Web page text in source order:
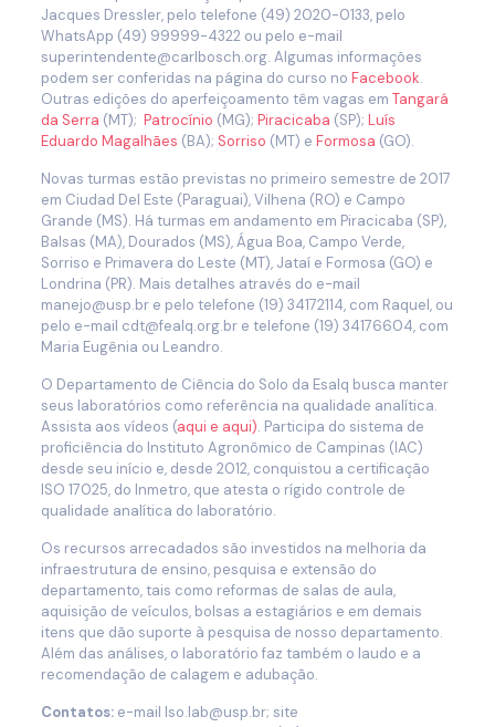
Jacques Dressler, pelo telefone (49) 2020-0133, pelo
WhatsApp (49) 99999-4322 ou pelo e-mail
superintendente@carlbosch.org. Algumas informações
podem ser conferidas na página do curso no Facebook.
Outras edições do aperfeiçoamento têm vagas em Tangará
da Serra (MT); Patrocínio (MG); Piracicaba (SP); Luís
Eduardo Magalhães (BA); Sorriso (MT) e Formosa (GO).
Novas turmas estão previstas no primeiro semestre de 2017
em Ciudad Del Este (Paraguai), Vilhena (RO) e Campo
Grande (MS). Há turmas em andamento em Piracicaba (SP),
Balsas (MA), Dourados (MS), Água Boa, Campo Verde,
Sorriso e Primavera do Leste (MT), Jataí e Formosa (GO) e
Londrina (PR). Mais detalhes através do e-mail
manejo@usp.br e pelo telefone (19) 34172114, com Raquel, ou
pelo e-mail cdt@fealq.org.br e telefone (19) 34176604, com
Maria Eugênia ou Leandro.
O Departamento de Ciência do Solo da Esalq busca manter
seus laboratórios como referência na qualidade analítica.
Assista aos vídeos (aqui e aqui). Participa do sistema de
proficiência do Instituto Agronômico de Campinas (IAC)
desde seu início e, desde 2012, conquistou a certificação
ISO 17025, do Inmetro, que atesta o rígido controle de
qualidade analítica do laboratório.
Os recursos arrecadados são investidos na melhoria da
infraestrutura de ensino, pesquisa e extensão do
departamento, tais como reformas de salas de aula,
aquisição de veículos, bolsas a estagiários e em demais
itens que dão suporte à pesquisa de nosso departamento.
Além das análises, o laboratório faz também o laudo e a
recomendação de calagem e adubação.
Contatos:e-mail lso.lab@usp.br; site